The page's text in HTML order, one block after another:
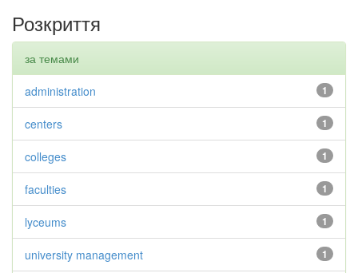
Розкриття
за темами
1
administration
1
centers
1
colleges
1
faculties
1
lyceums
1
university management